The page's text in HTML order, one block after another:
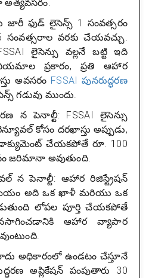
అత్యవసరం.
ఫుడ్ లైసెన్స్ 1 సంవత్సరం
వరకు చేయవచ్చు.
లైసెన్సు వల్లనే బట్టి ఇది
ప్రకారం, ప్రతి ఆహార
అవసరం FSSAI పునరుద్ధరణ
గడువు ముందు.
న పెనాల్టీ: FSSAI లైసెన్సు
కోసం దరఖాస్తు అప్పుడు,
చేయకపోతే రూ. 100
జరిమానా అవుతుంది.
న పెనాల్టీ: ఆహార రిజిస్ట్రేషన్
అది ఒక ఖాళీ మరియు ఒక
లోపల పూర్తి చేయకపోతే
ఆహార వ్యాపార
అధికారంలో ఉండటం చేస్తూనే
అప్లికేషన్ పంపుతారు 30